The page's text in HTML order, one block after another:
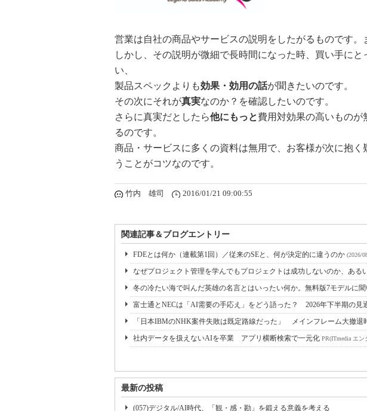
営業は自社の商品やサービスの説明をしたがるものです。
しかし、その説明が微細で長時間になった時、買い手に
い、
製品スペックよりも効果・効用の話が聞きたいのです。
その次にそれが真実なのか？を確認したいのです。
さらに真実だとしたら他にもっと費用対効果の高いものが
るのです。
商品・サービスに多くの資料は無用で、お客様が次に抱く
うことがコツなのです。
竹内 雄司 2016/01/21 09:00:55
関連記事＆ブログエントリー
FDEとは何か（連載第1回）／従来のSEと、何が決定的に違うのか (2026/
なぜプロジェクト管理を学んでもプロジェクトは成功しないのか、ある
冬の冷たい海で叫んだ英雄の名言とはいったい何か。無料版7モデルに
富士通とNECは「AI需要の手応え」をどう語った？ 2026年下半期の見
「日本IBMのNHK案件失敗は既定路線だった」 メインフレーム大撤退
社内データを扱えないAIを卒業 アプリ横断検索で一元化 PR(ITmedia エ
最新の投稿
(057)デジタル/AI時代、「観・感・勘」を鍛える意義を考える